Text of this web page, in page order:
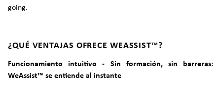
going.
¿QUÉ VENTAJAS OFRECE WEASSIST™?
Funcionamiento intuitivo - Sin formación, sin barreras:
WeAssist™ se entiende al instante